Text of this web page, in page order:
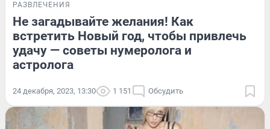
РАЗВЛЕЧЕНИЯ
Не загадывайте желания! Как
встретить Новый год, чтобы привлечь
удачу — советы нумеролога и
астролога
24 декабря, 2023, 13:30 1 151 Обсудить